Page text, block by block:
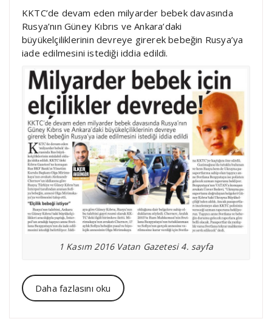
KKTC’de devam eden milyarder bebek davasında
Rusya’nın Güney Kıbrıs ve Ankara’daki
büyükelçiliklerinin devreye girerek bebeğin Rusya’ya
iade edilmesini istediği iddia edildi.
1 Kasım 2016 Vatan Gazetesi 4. sayfa
Daha fazlasını oku